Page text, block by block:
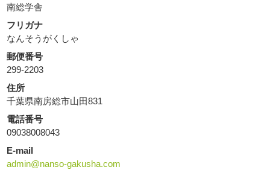
南総学舎
フリガナ
なんそうがくしゃ
郵便番号
299-2203
住所
千葉県南房総市山田831
電話番号
09038008043
E-mail
admin@nanso-gakusha.com